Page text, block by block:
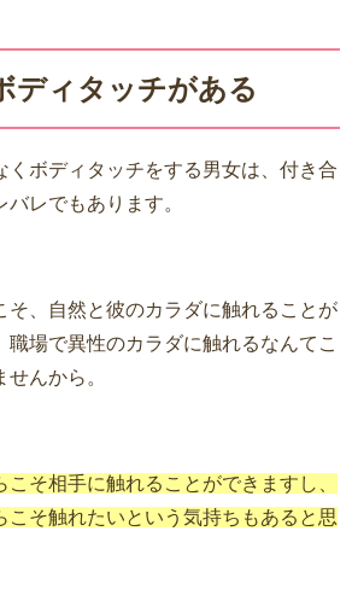
ディタッチがある
くボディタッチをする男女は、付き合
レでもあります。
そ、自然と彼のカラダに触れることが
職場で異性のカラダに触れるなんてこ
んから。
そ相手に触れることができますし、
こそ触れたいという気持ちもあると思